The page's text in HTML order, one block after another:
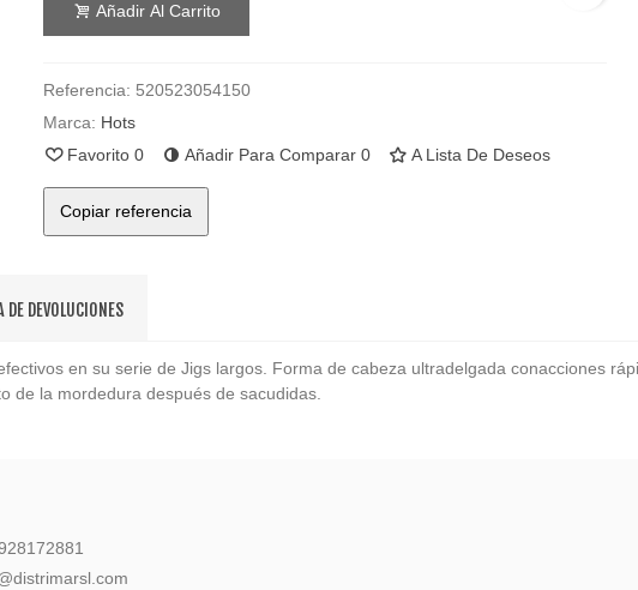
Añadir Al Carrito
Referencia: 520523054150
Marca: Hots
Favorito 0 Añadir Para Comparar 0 A Lista De Deseos
Copiar referencia
DE DEVOLUCIONES
en su serie de Jigs largos. Forma de cabeza ultradelgada conacciones
de la mordedura después de sacudidas.